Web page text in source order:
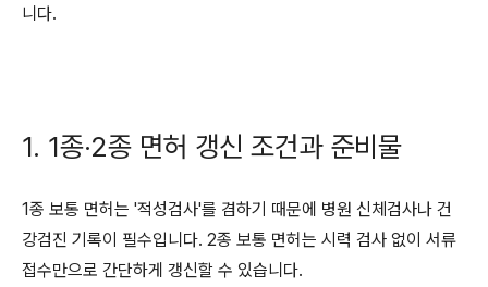
니다.
1. 1종·2종 면허 갱신 조건과 준비물
1종 보통 면허는 '적성검사'를 겸하기 때문에 병원 신체검사나 건
강검진 기록이 필수입니다. 2종 보통 면허는 시력 검사 없이 서류
접수만으로 간단하게 갱신할 수 있습니다.